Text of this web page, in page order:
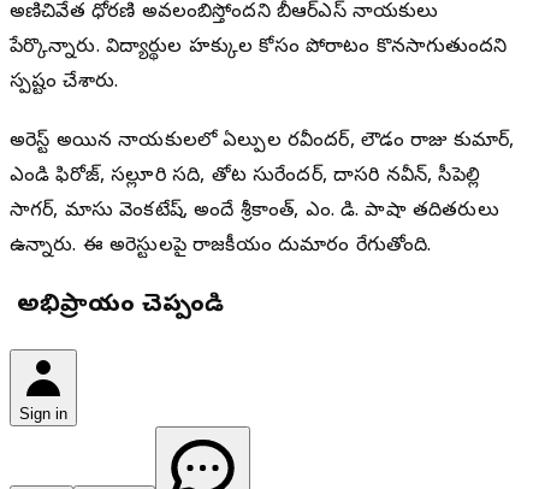
అణిచివేత ధోరణి అవలంబిస్తోందని బీఆర్ఎస్ నాయకులు
పేర్కొన్నారు. విద్యార్థుల హక్కుల కోసం పోరాటం కొనసాగుతుందని
స్పష్టం చేశారు.
అరెస్ట్ అయిన నాయకులలో ఏల్పుల రవీందర్, లౌడం రాజు కుమార్,
ఎండి ఫిరోజ్, సల్లూరి సది, తోట సురేందర్, దాసరి నవీన్, సీపెల్లి
సాగర్, మాసు వెంకటేష్, అందే శ్రీకాంత్, ఎం. డి. పాషా తదితరులు
ఉన్నారు. ఈ అరెస్టులపై రాజకీయంగా దుమారం రేగుతోంది.
మీ అభిప్రాయం చెప్పండి
Sign in